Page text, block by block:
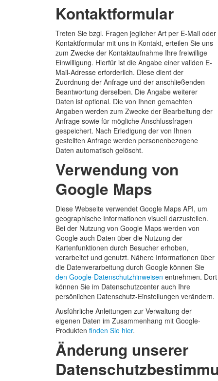
Kontaktformular
Treten Sie bzgl. Fragen jeglicher Art per E-Mail oder
Kontaktformular mit uns in Kontakt, erteilen Sie uns
zum Zwecke der Kontaktaufnahme Ihre freiwillige
Einwilligung. Hierfür ist die Angabe einer validen E-
Mail-Adresse erforderlich. Diese dient der
Zuordnung der Anfrage und der anschließenden
Beantwortung derselben. Die Angabe weiterer
Daten ist optional. Die von Ihnen gemachten
Angaben werden zum Zwecke der Bearbeitung der
Anfrage sowie für mögliche Anschlussfragen
gespeichert. Nach Erledigung der von Ihnen
gestellten Anfrage werden personenbezogene
Daten automatisch gelöscht.
Verwendung von
Google Maps
Diese Webseite verwendet Google Maps API, um
geographische Informationen visuell darzustellen.
Bei der Nutzung von Google Maps werden von
Google auch Daten über die Nutzung der
Kartenfunktionen durch Besucher erhoben,
verarbeitet und genutzt. Nähere Informationen über
die Datenverarbeitung durch Google können Sie
den Google-Datenschutzhinweisen entnehmen. Dort
können Sie im Datenschutzcenter auch Ihre
persönlichen Datenschutz-Einstellungen verändern.
Ausführliche Anleitungen zur Verwaltung der
eigenen Daten im Zusammenhang mit Google-
Produkten finden Sie hier.
Änderung unserer